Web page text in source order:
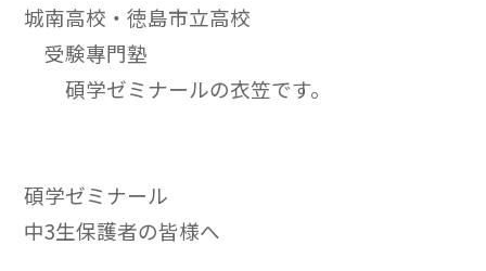
城南高校・徳島市立高校
受験專門塾
碩学ゼミナールの衣笠です。
碩学ゼミナール
中3生保護者の皆様へ